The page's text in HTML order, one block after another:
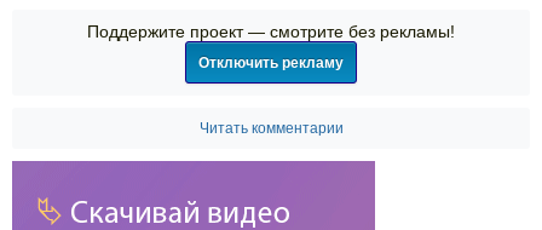
Поддержите проект — смотрите без рекламы!
Отключить рекламу
Читать комментарии